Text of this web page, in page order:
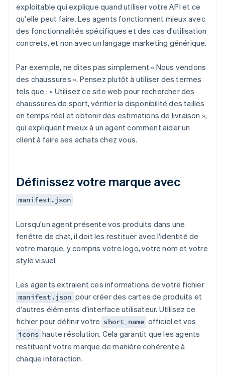
exploitable qui explique quand utiliser votre API et ce
qu'elle peut faire. Les agents fonctionnent mieux avec
des fonctionnalités spécifiques et des cas d'utilisation
concrets, et non avec un langage marketing générique.
Par exemple, ne dites pas simplement « Nous vendons
des chaussures ». Pensez plutôt à utiliser des termes
tels que : « Utilisez ce site web pour rechercher des
chaussures de sport, vérifier la disponibilité des tailles
en temps réel et obtenir des estimations de livraison »,
qui expliquent mieux à un agent comment aider un
client à faire ses achats chez vous.
Définissez votre marque avec
manifest.json
Lorsqu'un agent présente vos produits dans une
fenêtre de chat, il doit les restituer avec l'identité de
votre marque, y compris votre logo, votre nom et votre
style visuel.
Les agents extraient ces informations de votre fichier
manifest.json pour créer des cartes de produits et
d'autres éléments d'interface utilisateur. Utilisez ce
fichier pour définir votre short_name officiel et vos
icons haute résolution. Cela garantit que les agents
restituent votre marque de manière cohérente à
chaque interaction.